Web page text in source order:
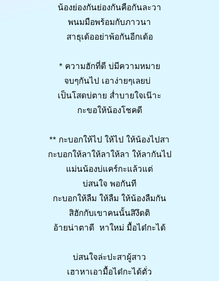
น้องย่องกันย่องกันคือกันละวา
พนมมือพร้อมกับภาวนา
สาธุเด้ออย่าพ้อกันอีกเด้อ
* ความฮักที่ดี บ่มีความหมาย
จบๆกันไป เอาง่ายๆเลยบ่
เป็นโสดบ่ตาย ส่ำบายใจเน๊าะ
กะขอให้น้องโชคดี
** กะบอกให้ไป ให้ไป ให้น้องไปสา
กะบอกให้ลาให้ลาให้ลา ให้ลากันไป
แม่นน้องบ่แคร์กะแล้วแต่
บ่สนใจ พอกันที
กะบอกให้ลืม ให้ลืม ให้น้องลืมกัน
สิฮักกับเขาคนนั้นสิงึดติ
อ้ายน่าตาดี หาใหม่ มื้อได๋กะได้
บ่สนใจล่ะปะสาผู้สาว
เฮาหาเอามื้อได๋กะได้ตั่ว